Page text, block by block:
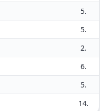
5.
5.
2.
6.
5.
14.